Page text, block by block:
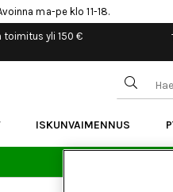
ma-pe klo 11-18.
toimitus yli 150 €
ISKUNVAIMENNUS
24 kk